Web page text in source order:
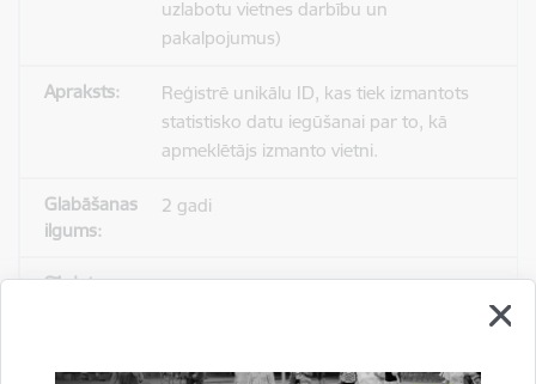
uzlabotu vietnes darbību un
pakalpojumus)
Reģistrē unikālu ID, kas tiek izmantots
statistisko datu iegūšanai par to, kā
apmeklētājs izmanto vietni.
2 gadi
_gat
uzlabotu vietnes darbību un